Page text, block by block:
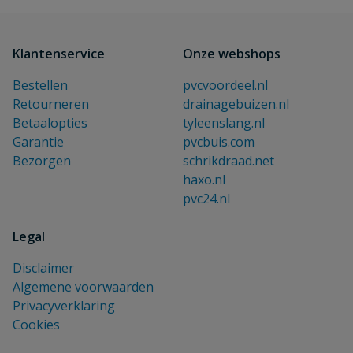
Klantenservice
Bestellen
Retourneren
Betaalopties
Garantie
Bezorgen
Onze webshops
pvcvoordeel.nl
drainagebuizen.nl
tyleenslang.nl
pvcbuis.com
schrikdraad.net
haxo.nl
pvc24.nl
Legal
Disclaimer
Algemene voorwaarden
Privacyverklaring
Cookies